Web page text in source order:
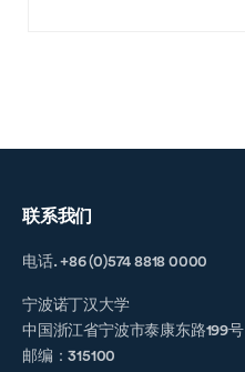
联系我们
电话. +86 (0)574 8818 0000
宁波诺丁汉大学
中国浙江省宁波市泰康东路199号
邮编：315100